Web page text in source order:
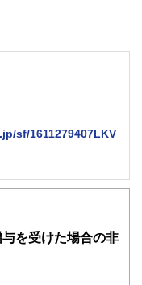
sf/1611279407LKV
力的に活動中。広範な知
を受けた場合の非